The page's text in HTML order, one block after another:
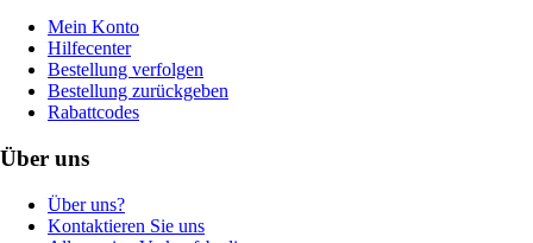
Mein Konto
Hilfecenter
Bestellung verfolgen
Bestellung zurückgeben
Rabattcodes
Über uns
Über uns?
Kontaktieren Sie uns